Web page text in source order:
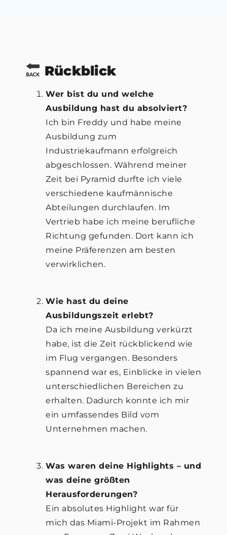
Rückblick
Wer bist du und welche
Ausbildung hast du absolviert?
Ich bin Freddy und habe meine
Ausbildung zum
Industriekaufmann erfolgreich
abgeschlossen. Während meiner
Zeit bei Pyramid durfte ich viele
verschiedene kaufmännische
Abteilungen durchlaufen. Im
Vertrieb habe ich meine berufliche
Richtung gefunden. Dort kann ich
meine Präferenzen am besten
verwirklichen.
Wie hast du deine
Ausbildungszeit erlebt?
Da ich meine Ausbildung verkürzt
habe, ist die Zeit rückblickend wie
im Flug vergangen. Besonders
spannend war es, Einblicke in vielen
unterschiedlichen Bereichen zu
erhalten. Dadurch konnte ich mir
ein umfassendes Bild vom
Unternehmen machen.
Was waren deine Highlights – und
was deine größten
Herausforderungen?
Ein absolutes Highlight war für
mich das Miami-Projekt im Rahmen